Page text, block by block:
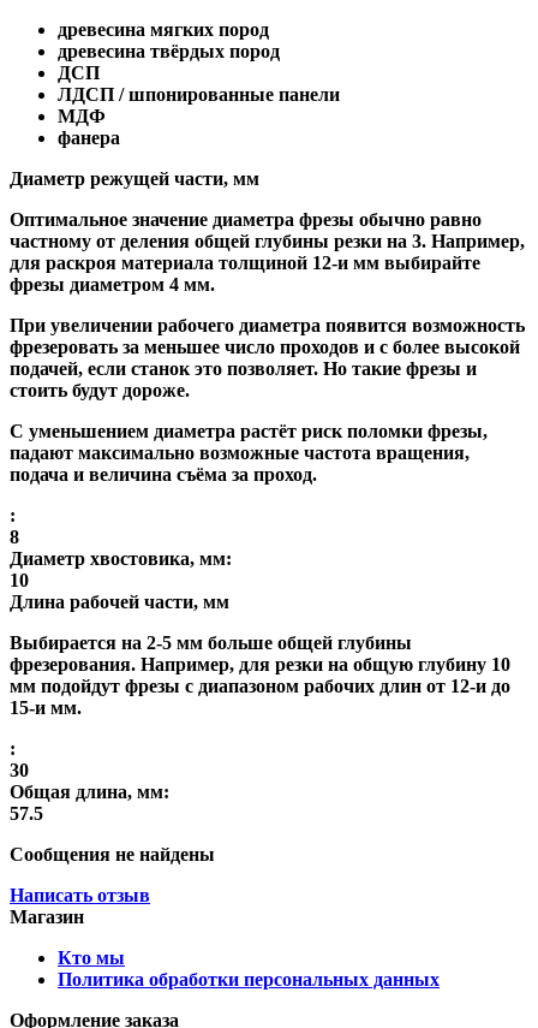
древесина мягких пород
древесина твёрдых пород
ДСП
ЛДСП / шпонированные панели
МДФ
фанера
Диаметр режущей части, мм
Оптимальное значение диаметра фрезы обычно равно
частному от деления общей глубины резки на 3. Например,
для раскроя материала толщиной 12-и мм выбирайте
фрезы диаметром 4 мм.
При увеличении рабочего диаметра появится возможность
фрезеровать за меньшее число проходов и с более высокой
подачей, если станок это позволяет. Но такие фрезы и
стоить будут дороже.
С уменьшением диаметра растёт риск поломки фрезы,
падают максимально возможные частота вращения,
подача и величина съёма за проход.
:
8
Диаметр хвостовика, мм:
10
Длина рабочей части, мм
Выбирается на 2-5 мм больше общей глубины
фрезерования. Например, для резки на общую глубину 10
мм подойдут фрезы с диапазоном рабочих длин от 12-и до
15-и мм.
:
30
Общая длина, мм:
57.5
Сообщения не найдены
Написать отзыв
Магазин
Кто мы
Политика обработки персональных данных
Оформление заказа